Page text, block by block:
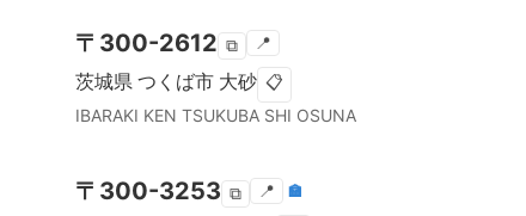
〒 300-2612 ⧉ 📍
茨城県 つくば市 大砂 📋
IBARAKI KEN TSUKUBA SHI OSUNA
〒 300-3253 ⧉ 📍 🏣